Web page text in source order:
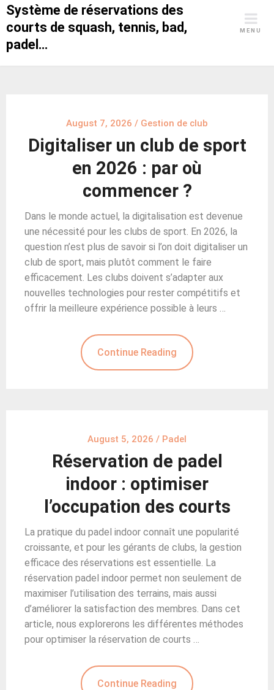
Skip
to
content
Système de réservations des
courts de squash, tennis, bad,
padel…
MENU
August 7, 2026 / Gestion de club
Digitaliser un club de sport
en 2026 : par où
commencer ?
Dans le monde actuel, la digitalisation est devenue
une nécessité pour les clubs de sport. En 2026, la
question n’est plus de savoir si l’on doit digitaliser un
club de sport, mais plutôt comment le faire
efficacement. Les clubs doivent s’adapter aux
nouvelles technologies pour rester compétitifs et
offrir la meilleure expérience possible à leurs …
Continue Reading
August 5, 2026 / Padel
Réservation de padel
indoor : optimiser
l’occupation des courts
La pratique du padel indoor connaît une popularité
croissante, et pour les gérants de clubs, la gestion
efficace des réservations est essentielle. La
réservation padel indoor permet non seulement de
maximiser l’utilisation des terrains, mais aussi
d’améliorer la satisfaction des membres. Dans cet
article, nous explorerons les différentes méthodes
pour optimiser la réservation de courts …
Continue Reading